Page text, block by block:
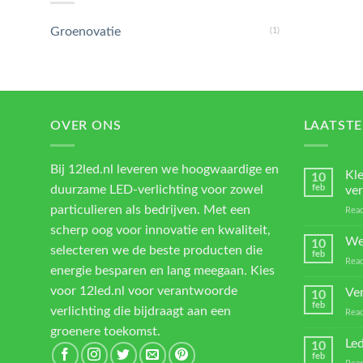
Groenovatie (1)
OVER ONS
Bij 12led.nl leveren we hoogwaardige en
duurzame LED-verlichting voor zowel
particulieren als bedrijven. Met een
scherp oog voor innovatie en kwaliteit,
selecteren we de beste producten die
energie besparen en lang meegaan. Kies
voor 12led.nl voor verantwoorde
verlichting die bijdraagt aan een
groenere toekomst.
10
feb
10
feb
10
feb
10
feb